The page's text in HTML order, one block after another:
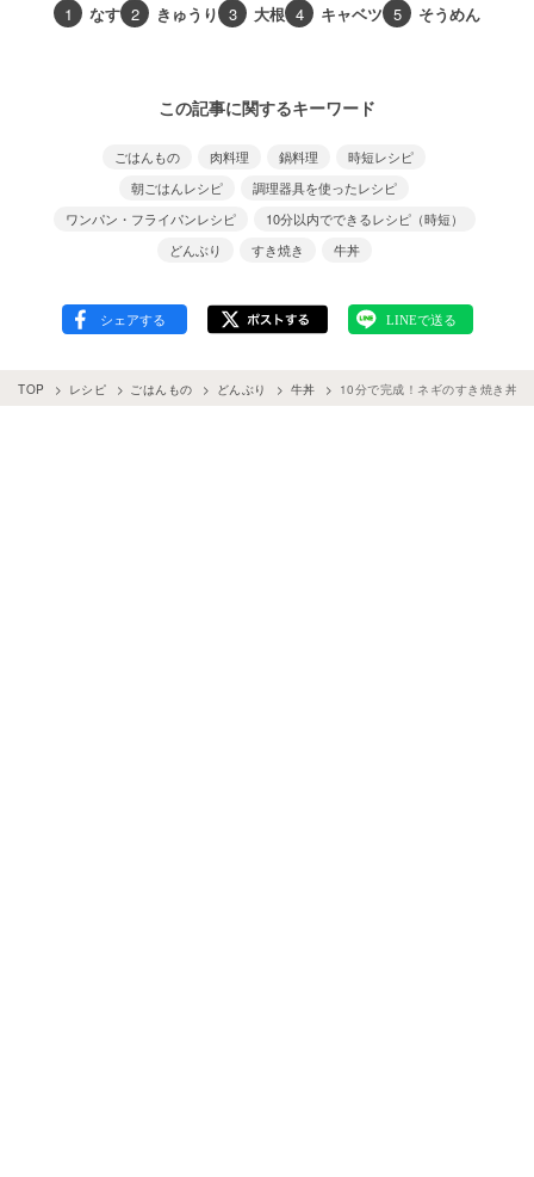
1 なす 2 きゅうり 3 大根 4 キャベツ 5 そうめん
この記事に関するキーワード
ごはんもの 肉料理 鍋料理
時短レシピ
朝ごはんレシピ
調理器具を使ったレシピ
ワンパン・フライパンレシピ
10分以内でできるレシピ（時短）
どんぶり
すき焼き 牛丼
TOP レシピ ごはんもの どんぶり 牛丼 10分で完成！ネギのすき焼き丼